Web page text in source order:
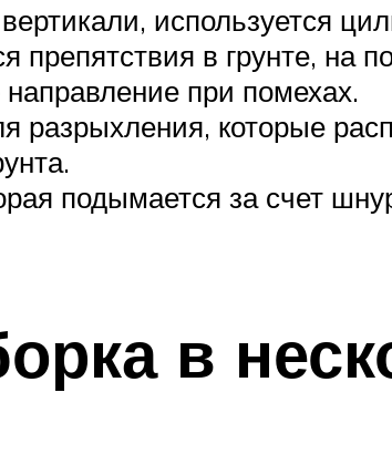
используется
препятствия в грунте, на
при помехах.
которые
подымается за счет
в